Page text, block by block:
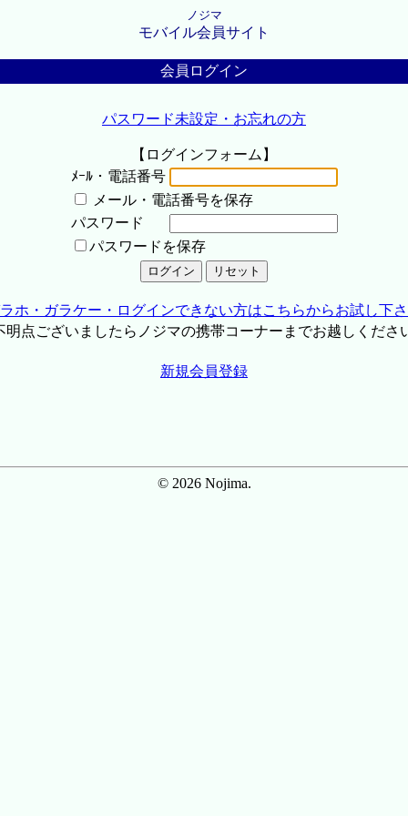
ノジマ
モバイル会員サイト
会員ログイン
パスワード未設定・お忘れの方
【ログインフォーム】
ﾒｰﾙ・電話番号
メール・電話番号を保存
パスワード
パスワードを保存
ホ・ガラケー・ログインできない方はこちらからお試し下
点ございましたらノジマの携帯コーナーまでお越しくださ
新規会員登録
© 2026 Nojima.